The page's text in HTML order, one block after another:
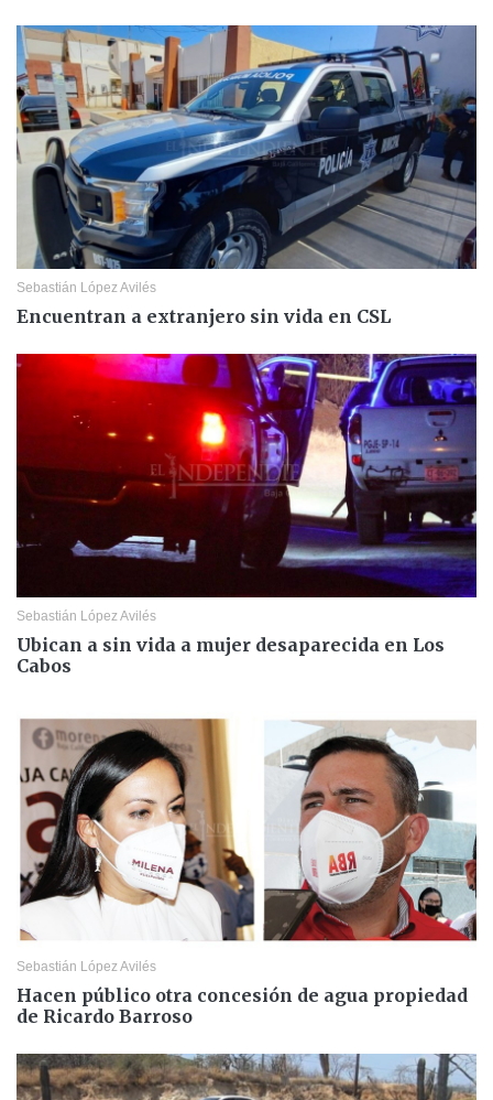
Sebastián López Avilés
Encuentran a extranjero sin vida en CSL
Sebastián López Avilés
Ubican a sin vida a mujer desaparecida en Los
Cabos
Sebastián López Avilés
Hacen público otra concesión de agua propiedad
de Ricardo Barroso